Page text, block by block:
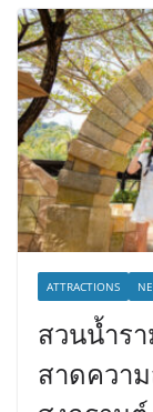
ATTRACTIONS
สวนน้ำร
สาดควา